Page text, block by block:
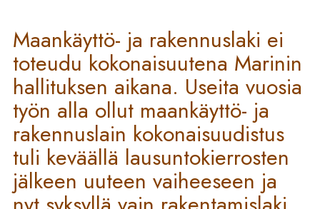
Maankäyttö- ja rakennuslaki ei
toteudu kokonaisuutena Marinin
hallituksen aikana. Useita vuosia
työn alla ollut maankäyttö- ja
rakennuslain kokonaisuudistus
tuli keväällä lausuntokierrosten
jälkeen uuteen vaiheeseen ja